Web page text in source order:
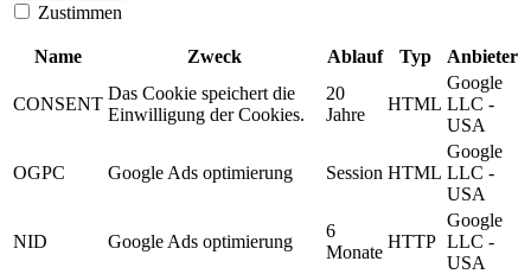
Zustimmen
Name Zweck Ablauf Typ Anbieter
CONSENT
Das Cookie speichert die
Einwilligung der Cookies.
20
Jahre
HTML
Google
LLC -
USA
OGPC Google Ads optimierung Session HTML
Google
LLC -
USA
NID Google Ads optimierung
6
Monate
HTTP
Google
LLC -
USA